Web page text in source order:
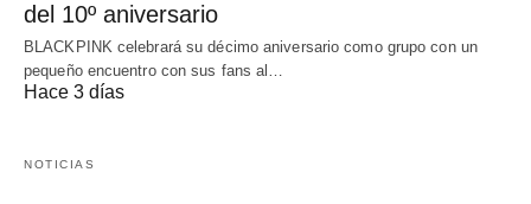
del 10º aniversario
BLACKPINK celebrará su décimo aniversario como grupo con un
pequeño encuentro con sus fans al…
Hace 3 días
NOTICIAS